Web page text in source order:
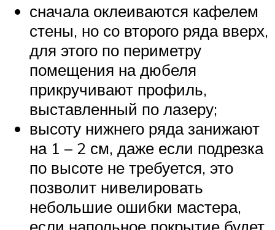
сначала оклеиваются кафелем
стены, но со второго ряда вверх,
для этого по периметру
помещения на дюбеля
прикручивают профиль,
выставленный по лазеру;
высоту нижнего ряда занижают
на 1 – 2 см, даже если подрезка
по высоте не требуется, это
позволит нивелировать
небольшие ошибки мастера,